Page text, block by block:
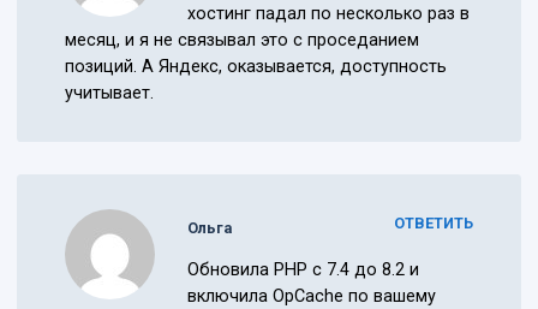
хостинг падал по несколько раз в
месяц, и я не связывал это с проседанием
позиций. А Яндекс, оказывается, доступность
учитывает.
ОТВЕТИТЬ
Ольга
Обновила PHP с 7.4 до 8.2 и
включила OpCache по вашему